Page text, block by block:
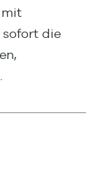
mit
sofort die